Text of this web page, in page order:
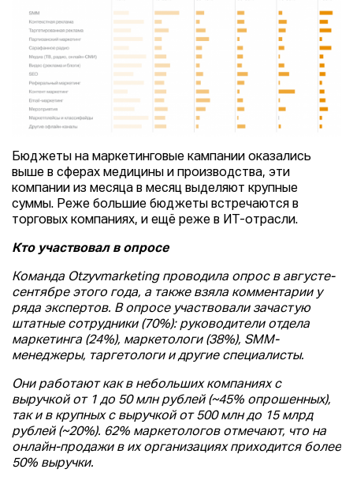
Бюджеты на маркетинговые кампании оказались
выше в сферах медицины и производства, эти
компании из месяца в месяц выделяют крупные
суммы. Реже большие бюджеты встречаются в
торговых компаниях, и ещё реже в ИТ-отрасли.
Кто участвовал в опросе
Команда Otzyvmarketing проводила опрос в августе-
сентябре этого года, а также взяла комментарии у
ряда экспертов. В опросе участвовали зачастую
штатные сотрудники (70%): руководители отдела
маркетинга (24%), маркетологи (38%), SMM-
менеджеры, таргетологи и другие специалисты.
Они работают как в небольших компаниях с
выручкой от 1 до 50 млн рублей (~45% опрошенных),
так и в крупных с выручкой от 500 млн до 15 млрд
рублей (~20%). 62% маркетологов отмечают, что на
онлайн-продажи в их организациях приходится более
50% выручки.